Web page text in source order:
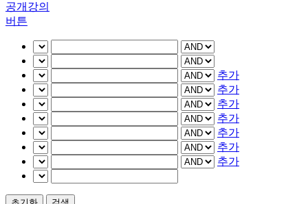
공개강의
버튼
추가
추가
추가
추가
추가
추가
추가